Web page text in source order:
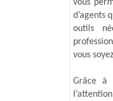
vous
d’agents
outils
vous
Grâce à